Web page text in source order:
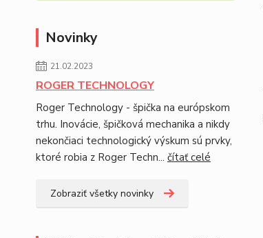
Novinky
21.02.2023
ROGER TECHNOLOGY
Roger Technology - špička na európskom
trhu. Inovácie, špičková mechanika a nikdy
nekončiaci technologický výskum sú prvky,
ktoré robia z Roger Techn... čítať celé
Zobraziť všetky novinky